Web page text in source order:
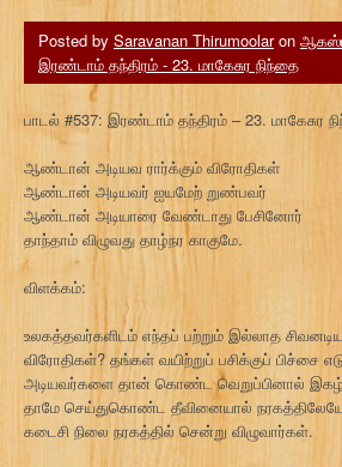
Posted by Saravanan Thirumoolaron
இரண்டாம் தந்திரம் - 23. மாகேசுர நிந்தை
பாடல் #537: இரண்டாம் தந்திரம் – 23. மாகேசுர
ஆண்டான் அடியவ ரார்க்கும் விரோதிகள்
ஆண்டான் அடியவர் ஐயமேற் றுண்பவர்
ஆண்டான் அடியாரை வேண்டாது பேசினோர்
தாந்தாம் விழுவது தாழ்நர காகுமே.
விளக்கம்:
உலகத்தவர்களிடம் எந்தப் பற்றும் இல்லாத
விரோதிகள்? தங்கள் வயிற்றுப் பசிக்குப் பிச்சை
அடியவர்களை தான் கொண்ட வெறுப்பினால்
தாமே செய்துகொண்ட தீவினையால்
கடைசி நிலை நரகத்தில் சென்று விழுவார்கள்.